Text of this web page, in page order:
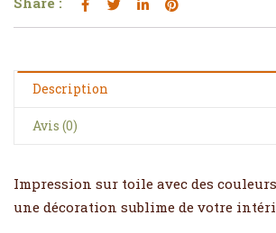
Description
Avis (0)
Impression sur toile avec des
une décoration sublime de votre